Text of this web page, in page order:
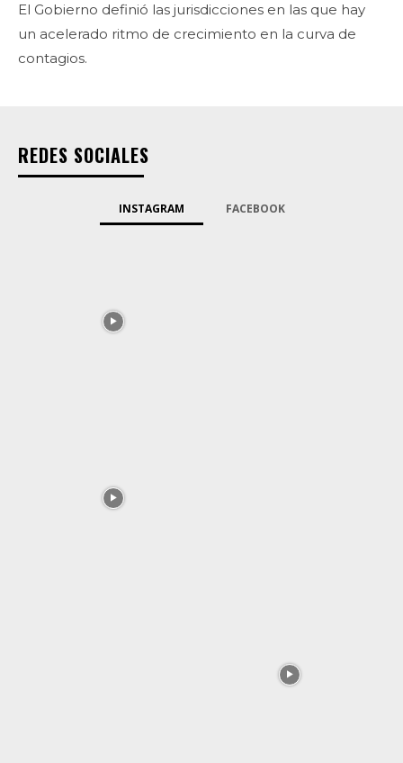
El Gobierno definió las jurisdicciones en las que hay
un acelerado ritmo de crecimiento en la curva de
contagios.
REDES SOCIALES
INSTAGRAM FACEBOOK